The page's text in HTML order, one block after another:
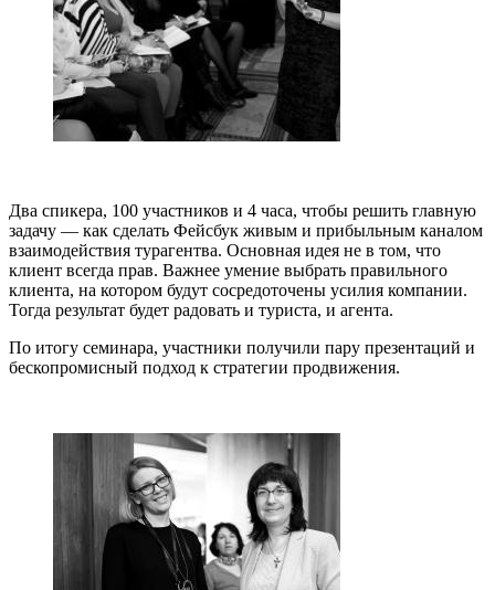
Два спикера, 100 участников и 4 часа, чтобы решить главную
задачу — как сделать Фейсбук живым и прибыльным каналом
взаимодействия турагентва. Основная идея не в том, что
клиент всегда прав. Важнее умение выбрать правильного
клиента, на котором будут сосредоточены усилия компании.
Тогда результат будет радовать и туриста, и агента.
По итогу семинара, участники получили пару презентаций и
бескопромисный подход к стратегии продвижения.